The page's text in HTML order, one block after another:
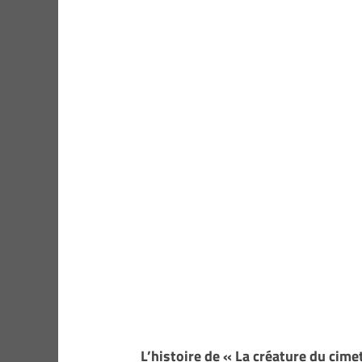
L’histoire de « La créature du